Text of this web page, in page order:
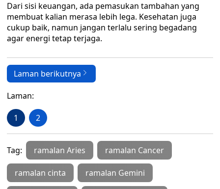
Dari sisi keuangan, ada pemasukan tambahan yang
membuat kalian merasa lebih lega. Kesehatan juga
cukup baik, namun jangan terlalu sering begadang
agar energi tetap terjaga.
Laman berikutnya
Laman:
1 2
Tag: ramalan Aries ramalan Cancer
ramalan cinta ramalan Gemini